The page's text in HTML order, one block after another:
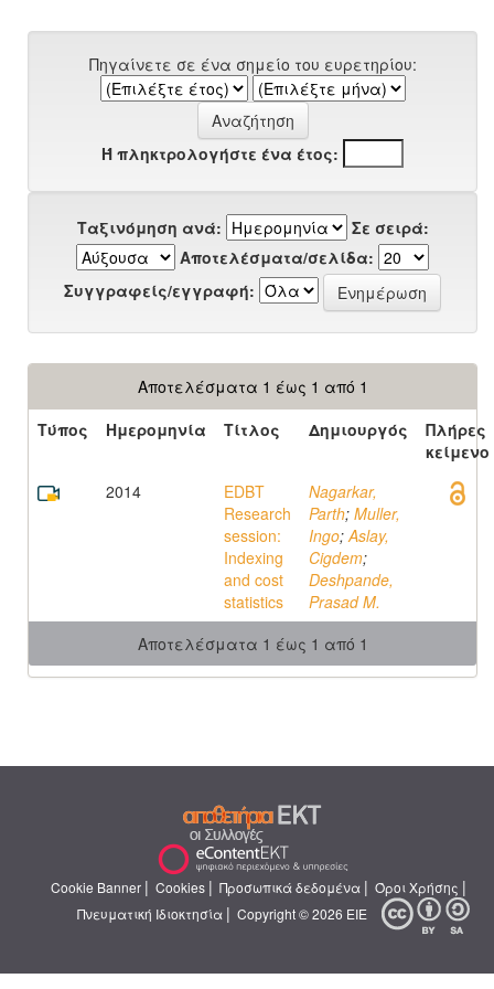
Πηγαίνετε σε ένα σημείο του ευρετηρίου:
Ή πληκτρολογήστε ένα έτος:
Ταξινόμηση ανά:
Σε σειρά:
Αποτελέσματα/σελίδα:
Συγγραφείς/εγγραφή:
Αποτελέσματα 1 έως 1 από 1
Τύπος
Ημερομηνία Τίτλος Δημιουργός
Πλήρες
κείμενο
2014
EDBT
Research
session:
Indexing
and cost
statistics
Nagarkar,
Parth; Muller,
Ingo;Aslay,
Cigdem;
Deshpande,
Prasad M.
Αποτελέσματα 1 έως 1 από 1
Cookie Banner | Cookies | Προσωπικά δεδομένα | Όροι Χρήσης |
Πνευματική Ιδιοκτησία | Copyright © 2026 ΕΙΕ